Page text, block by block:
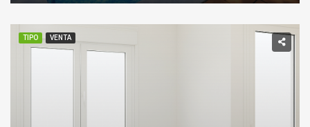
TIPO VENTA